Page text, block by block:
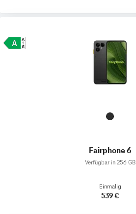
Fairphone 6
Verfügbar in 256 GB
Einmalig
539 €